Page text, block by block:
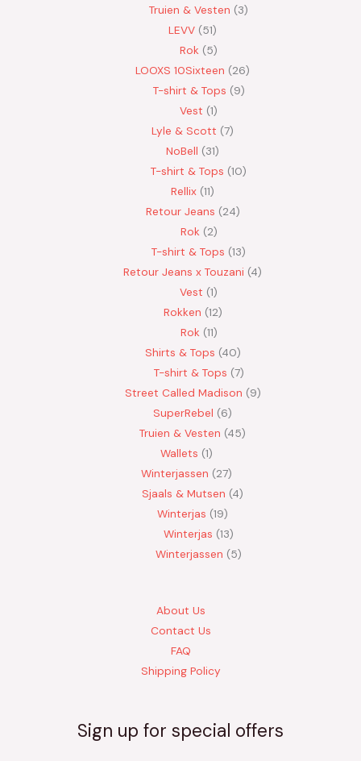
Truien & Vesten
3
LEVV 51
Rok
5
LOOXS 10Sixteen
26
T-shirt & Tops 9
Vest 1
Lyle & Scott 7
NoBell
31
T-shirt & Tops 10
Rellix 11
Retour Jeans 24
Rok 2
T-shirt & Tops 13
Retour Jeans x Touzani 4
Vest 1
Rokken 12
Rok 11
Shirts & Tops 40
T-shirt & Tops 7
Street Called Madison 9
SuperRebel
6
Truien & Vesten 45
Wallets 1
Winterjassen
27
Sjaals & Mutsen 4
Winterjas 19
Winterjas 13
Winterjassen
5
About Us
Contact Us
FAQ
Shipping Policy
Sign up for special offers